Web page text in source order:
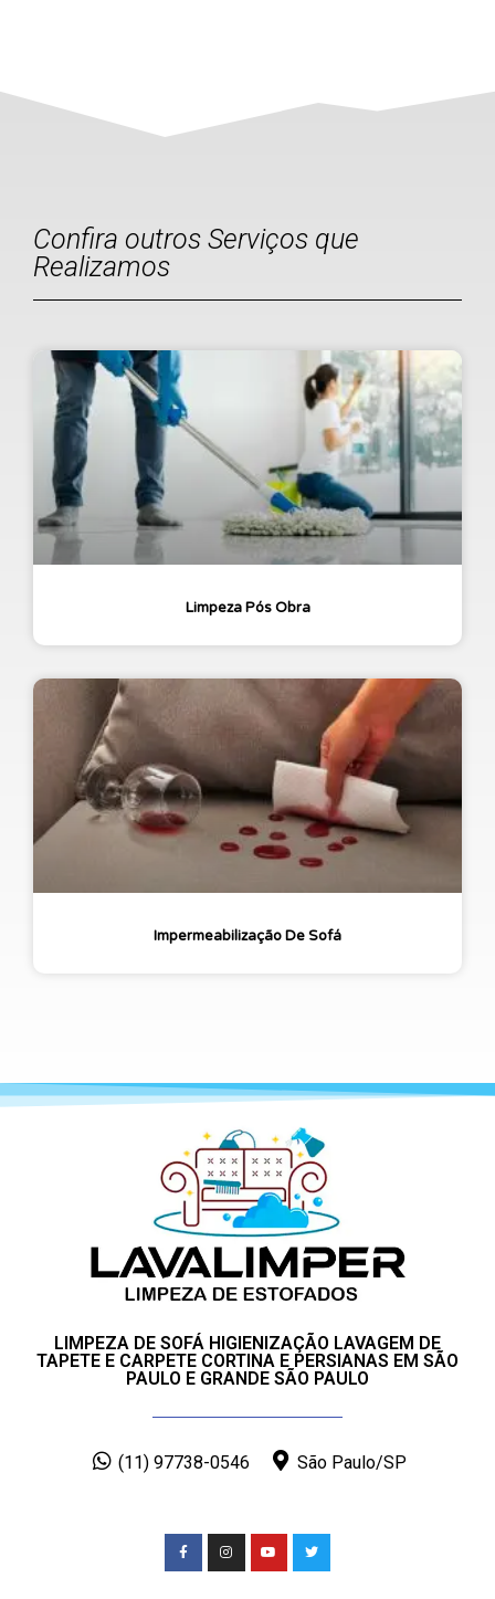
Confira outros Serviços que
Realizamos
Limpeza Pós Obra
Impermeabilização De Sofá
LIMPEZA DE SOFÁ HIGIENIZAÇÃO LAVAGEM DE
TAPETE E CARPETE CORTINA E PERSIANAS EM SÃO
PAULO E GRANDE SÃO PAULO
(11) 97738-0546 São Paulo/SP